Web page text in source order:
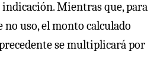
indicación. Mientras que, para
no uso, el monto calculado
se multiplicará por